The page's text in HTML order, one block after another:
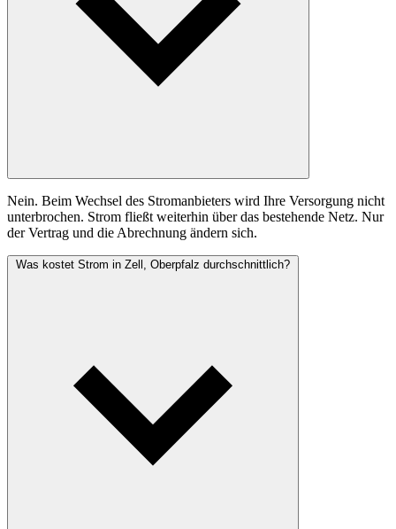
Nein. Beim Wechsel des Stromanbieters wird Ihre Versorgung nicht
unterbrochen. Strom fließt weiterhin über das bestehende Netz. Nur
der Vertrag und die Abrechnung ändern sich.
Was kostet Strom in Zell, Oberpfalz durchschnittlich?